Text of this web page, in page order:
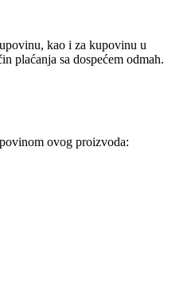
kao i za kupovinu u
plaćanja sa dospećem odmah.
ovog proizvoda: